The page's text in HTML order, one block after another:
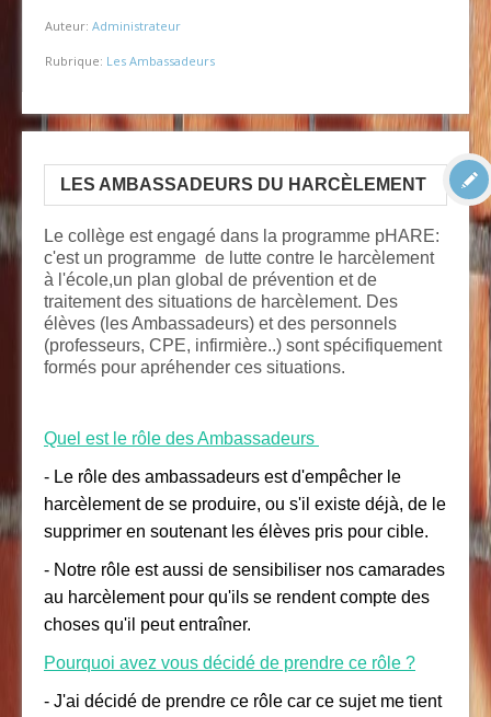
Auteur: Administrateur
Rubrique: Les Ambassadeurs
LES AMBASSADEURS DU HARCÈLEMENT
Le collège est engagé dans la programme pHARE:
c'est un programme de lutte contre le harcèlement
à l'école,un plan global de prévention et de
traitement des situations de harcèlement. Des
élèves (les Ambassadeurs) et des personnels
(professeurs, CPE, infirmière..) sont spécifiquement
formés pour apréhender ces situations.
Quel est le rôle des Ambassadeurs
- Le rôle des ambassadeurs est d'empêcher le
harcèlement de se produire, ou s'il existe déjà, de le
supprimer en soutenant les élèves pris pour cible.
- Notre rôle est aussi de sensibiliser nos camarades
au harcèlement pour qu'ils se rendent compte des
choses qu'il peut entraîner.
Pourquoi avez vous décidé de prendre ce rôle ?
- J'ai décidé de prendre ce rôle car ce sujet me tient